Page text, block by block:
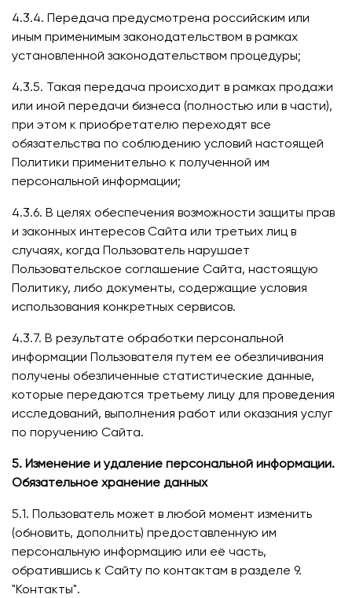
4.3.4. Передача предусмотрена российским или
иным применимым законодательством в рамках
установленной законодательством процедуры;
4.3.5. Такая передача происходит в рамках продажи
или иной передачи бизнеса (полностью или в части),
при этом к приобретателю переходят все
обязательства по соблюдению условий настоящей
Политики применительно к полученной им
персональной информации;
4.3.6. В целях обеспечения возможности защиты прав
и законных интересов Сайта или третьих лиц в
случаях, когда Пользователь нарушает
Пользовательское соглашение Сайта, настоящую
Политику, либо документы, содержащие условия
использования конкретных сервисов.
4.3.7. В результате обработки персональной
информации Пользователя путем ее обезличивания
получены обезличенные статистические данные,
которые передаются третьему лицу для проведения
исследований, выполнения работ или оказания услуг
по поручению Сайта.
5. Изменение и удаление персональной информации.
Обязательное хранение данных
5.1. Пользователь может в любой момент изменить
(обновить, дополнить) предоставленную им
персональную информацию или её часть,
обратившись к Сайту по контактам в разделе 9.
"Контакты".